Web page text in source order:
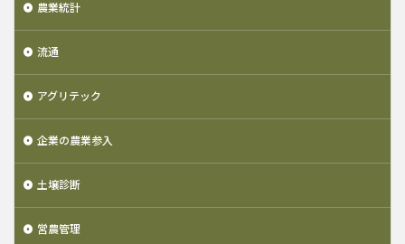
農業統計
流通
アグリテック
企業の農業参入
土壌診断
営農管理